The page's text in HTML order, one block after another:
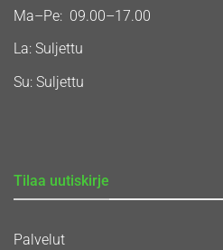
Ma–Pe: 09.00–17.00
La: Suljettu
Su: Suljettu
Tilaa uutiskirje
Palvelut